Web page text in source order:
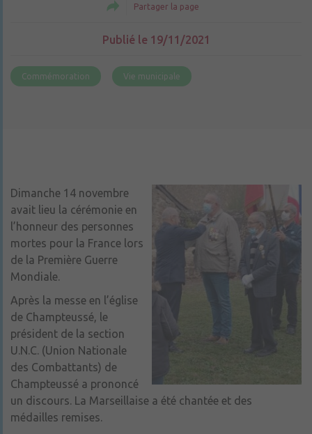
Partager la page
Publié le 19/11/2021
Commémoration Vie municipale
Dimanche 14 novembre
avait lieu la cérémonie en
l’honneur des personnes
mortes pour la France lors
de la Première Guerre
Mondiale.
Après la messe en l’église
de Champteussé, le
président de la section
U.N.C. (Union Nationale
des Combattants) de
Champteussé a prononcé
un discours. La Marseillaise a été chantée et des
médailles remises.